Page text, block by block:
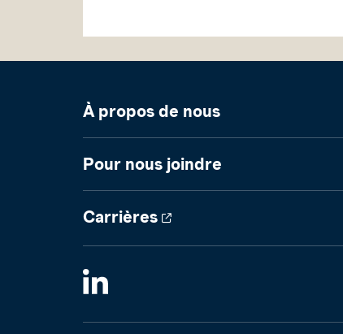
À propos de nous
Pour nous joindre
Carrières